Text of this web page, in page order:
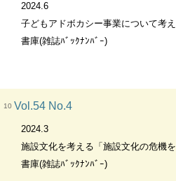
2024.6
子どもアドボカシー事業について考
書庫(雑誌ﾊﾞｯｸﾅﾝﾊﾞｰ)
10 Vol.54 No.4
2024.3
施設文化を考える「施設文化の危機
書庫(雑誌ﾊﾞｯｸﾅﾝﾊﾞｰ)